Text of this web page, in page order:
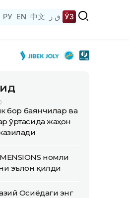
РУ EN 中文 ق ز ЎЗ
бор баянчилар ва
ўртасида жаҳон
номли
эълон қилди
Осиёдаги энг